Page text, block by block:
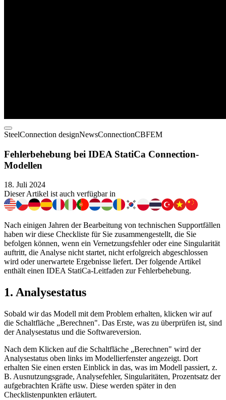
SteelConnection designNewsConnectionCBFEM
Fehlerbehebung bei IDEA StatiCa Connection-
Modellen
18. Juli 2024
Dieser Artikel ist auch verfügbar in
Nach einigen Jahren der Bearbeitung von technischen Supportfällen
haben wir diese Checkliste für Sie zusammengestellt, die Sie
befolgen können, wenn ein Vernetzungsfehler oder eine Singularität
auftritt, die Analyse nicht startet, nicht erfolgreich abgeschlossen
wird oder unerwartete Ergebnisse liefert. Der folgende Artikel
enthält einen IDEA StatiCa-Leitfaden zur Fehlerbehebung.
1. Analysestatus
Sobald wir das Modell mit dem Problem erhalten, klicken wir auf
die Schaltfläche „Berechnen". Das Erste, was zu überprüfen ist, sind
der Analysestatus und die Softwareversion.
Nach dem Klicken auf die Schaltfläche „Berechnen" wird der
Analysestatus oben links im Modellierfenster angezeigt. Dort
erhalten Sie einen ersten Einblick in das, was im Modell passiert, z.
B. Ausnutzungsgrade, Analysefehler, Singularitäten, Prozentsatz der
aufgebrachten Kräfte usw. Diese werden später in den
Checklistenpunkten erläutert.